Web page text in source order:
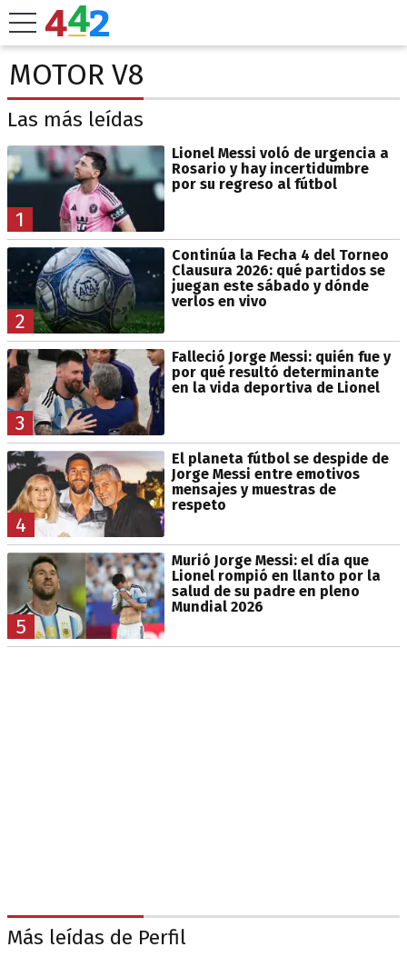
MOTOR V8
Las más leídas
1
Lionel Messi voló de urgencia a
Rosario y hay incertidumbre
por su regreso al fútbol
2
Continúa la Fecha 4 del Torneo
Clausura 2026: qué partidos se
juegan este sábado y dónde
verlos en vivo
3
Falleció Jorge Messi: quién fue y
por qué resultó determinante
en la vida deportiva de Lionel
4
El planeta fútbol se despide de
Jorge Messi entre emotivos
mensajes y muestras de
respeto
5
Murió Jorge Messi: el día que
Lionel rompió en llanto por la
salud de su padre en pleno
Mundial 2026
Más leídas de Perfil